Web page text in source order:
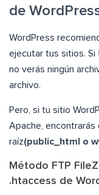
de
WordPress
ejecutar tus sitios. Si
no verás ningún
archivo.
Pero, si tu sitio
Apache, encontrarás
raíz(public_html o
Método FTP
.htaccess de